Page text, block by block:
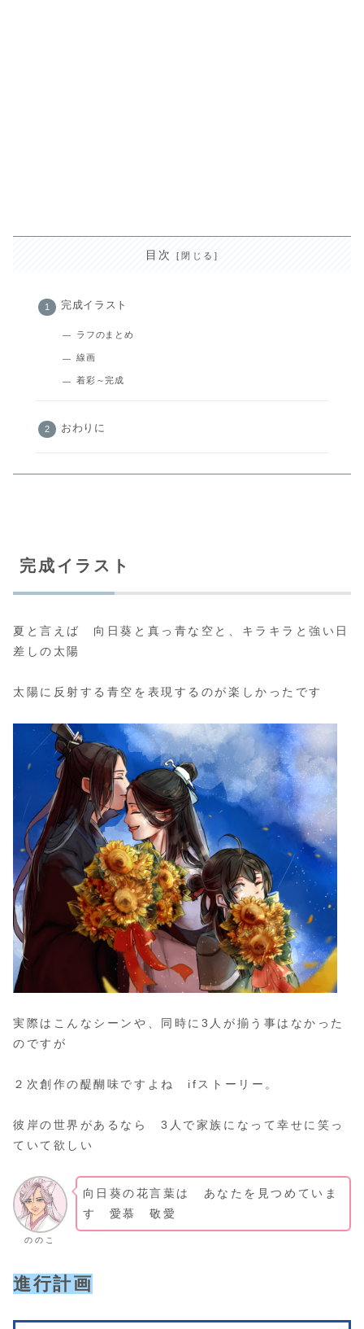
目次
完成イラスト
ラフのまとめ
線画
着彩～完成
おわりに
完成イラスト
夏と言えば 向日葵と真っ青な空と、キラキラと強い日
差しの太陽
太陽に反射する青空を表現するのが楽しかったです
実際はこんなシーンや、同時に3人が揃う事はなかった
のですが
２次創作の醍醐味ですよね ifストーリー。
彼岸の世界があるなら 3人で家族になって幸せに笑っ
ていて欲しい
ののこ
向日葵の花言葉は あなたを見つめていま
す 愛慕 敬愛
進行計画